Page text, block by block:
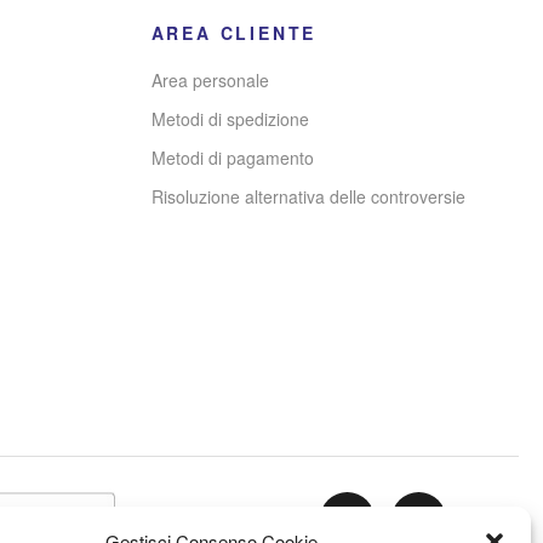
AREA CLIENTE
Area personale
Metodi di spedizione
Metodi di pagamento
Risoluzione alternativa delle controversie